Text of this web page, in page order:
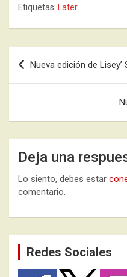
Etiquetas: Later
Navegación
de
Nueva edición de Lisey’
Deja una
Lo siento, debes estar
comentario.
Redes Sociales